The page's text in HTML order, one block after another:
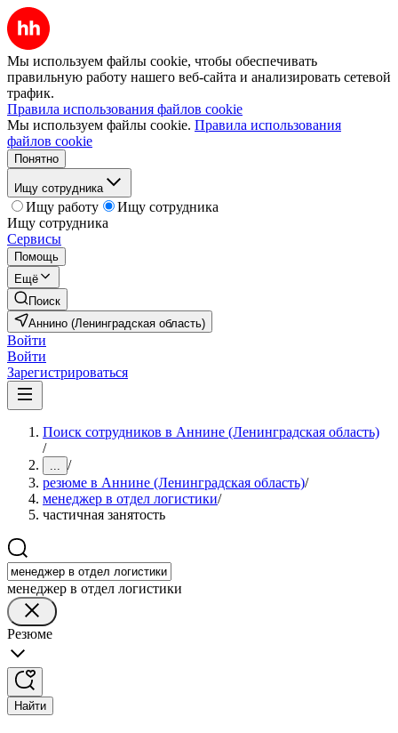
Мы используем файлы cookie, чтобы обеспечивать
правильную работу нашего веб-сайта и анализировать сетевой
трафик.
Правила использования файлов cookie
Мы используем файлы cookie. Правила использования
файлов cookie
Понятно
Ищу сотрудника
Ищу работу
Ищу сотрудника
Ищу сотрудника
Сервисы
Помощь
Ещё
Поиск
Аннино (Ленинградская область)
Войти
Войти
Зарегистрироваться
Поиск сотрудников в Аннине (Ленинградская область)
/
... /
резюме в Аннине (Ленинградская область)/
менеджер в отдел логистики/
частичная занятость
менеджер в отдел логистики
Резюме
Найти